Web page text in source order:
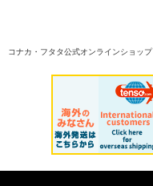
コナカ・フタタ公式オンラインショップ